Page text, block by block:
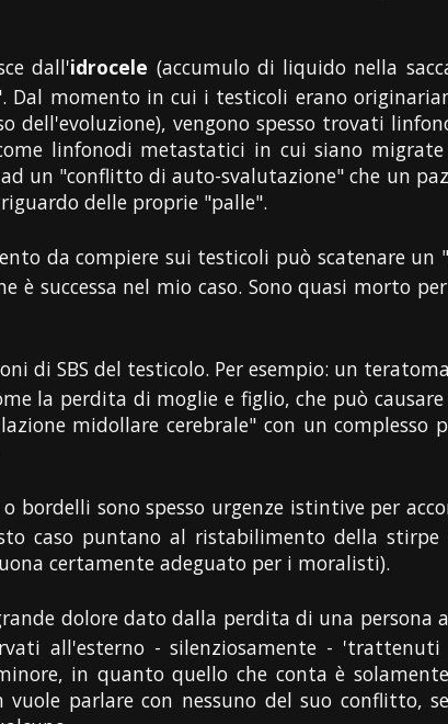
dall'idrocele (accumulo di liquido nella
momento in cui i testicoli erano
dell'evoluzione), vengono spesso trovati
linfonodi metastatici in cui siano
un "conflitto di auto-svalutazione" che un
delle proprie "palle".
da compiere sui testicoli può scatenare
è successa nel mio caso. Sono quasi morto
di SBS del testicolo. Per esempio: un
la perdita di moglie e figlio, che può
midollare cerebrale" con un complesso
sono spesso urgenze istintive per
caso puntano al ristabilimento della
certamente adeguato per i moralisti).
dolore dato dalla perdita di una
all'esterno - silenziosamente -
in quanto quello che conta è
vuole parlare con nessuno del suo conflitto,